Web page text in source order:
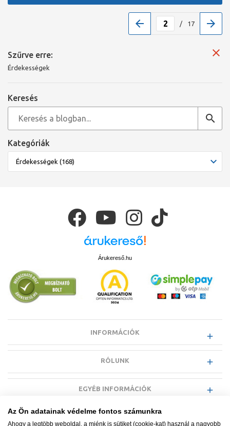
/ 17
Szűrve erre:
Érdekességek
Keresés
Kategóriák
Árukereső.hu
INFORMÁCIÓK
RÓLUNK
EGYÉB INFORMÁCIÓK
Az Ön adatainak védelme fontos számunkra
Ahogy a legtöbb weboldal, a miénk is sütiket (cookie-kat) használ a nagyobb